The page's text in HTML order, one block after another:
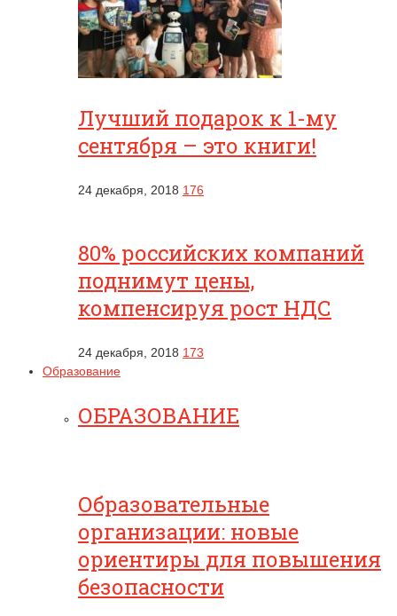
Лучший подарок к 1-му
сентября – это книги!
24 декабря, 2018 176
80% российских компаний
поднимут цены,
компенсируя рост НДС
24 декабря, 2018 173
Образование
ОБРАЗОВАНИЕ
Образовательные
организации: новые
ориентиры для повышения
безопасности